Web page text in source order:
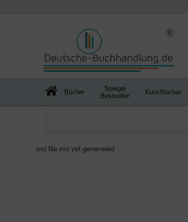
Bücher
Spiegel
Bestseller
Kunstbücher
xml file not yet generated